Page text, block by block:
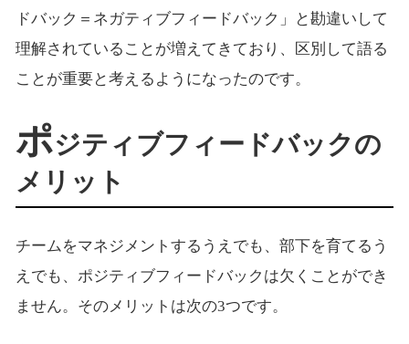
ドバック＝ネガティブフィードバック」と勘違いして
理解されていることが増えてきており、区別して語る
ことが重要と考えるようになったのです。
ポジティブフィードバックの
メリット
チームをマネジメントするうえでも、部下を育てるう
えでも、ポジティブフィードバックは欠くことができ
ません。そのメリットは次の3つです。